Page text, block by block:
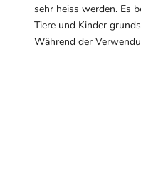
sehr heiss werden. Es
Tiere und Kinder
Während der